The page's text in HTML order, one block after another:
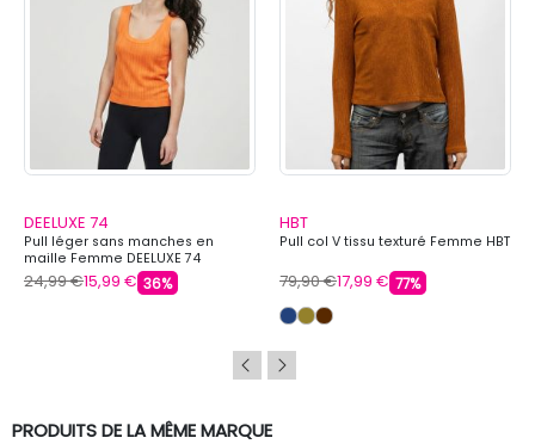
DEELUXE 74
Pull léger sans manches en
maille Femme DEELUXE 74
24,99 €15,99 € 36%
HBT
Pull col V tissu texturé Femme HBT
79,90 €17,99 € 77%
PRODUITS DE LA MÊME MARQUE